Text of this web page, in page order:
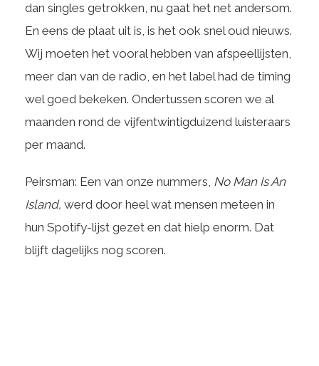
dan singles getrokken, nu gaat het net andersom.
En eens de plaat uit is, is het ook snel oud nieuws.
Wij moeten het vooral hebben van afspeellijsten,
meer dan van de radio, en het label had de timing
wel goed bekeken. Ondertussen scoren we al
maanden rond de vijfentwintigduizend luisteraars
per maand.
Peirsman: Een van onze nummers, No Man Is An
Island, werd door heel wat mensen meteen in
hun Spotify-lijst gezet en dat hielp enorm. Dat
blijft dagelijks nog scoren.